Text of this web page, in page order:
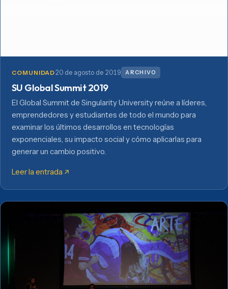
COMUNIDAD20 de agosto de 2019 ARCHIVO
SU Global Summit 2019
El Global Summit de Singularity University reúne a líderes,
emprendedores y estudiantes de todo el mundo para
examinar los últimos desarrollos en tecnologías
exponenciales, su impacto social y cómo aplicarlas para
generar un cambio positivo.
Leer la entrada